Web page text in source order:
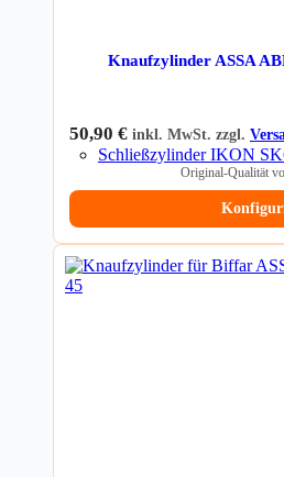
Knaufzylinder ASSA
50,90 € inkl. MwSt. zzgl.
Schließzylinder IKON
Original-Qualität